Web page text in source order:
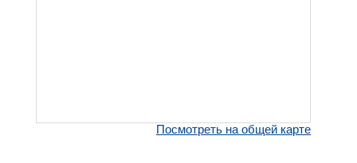
Посмотреть на общей карте